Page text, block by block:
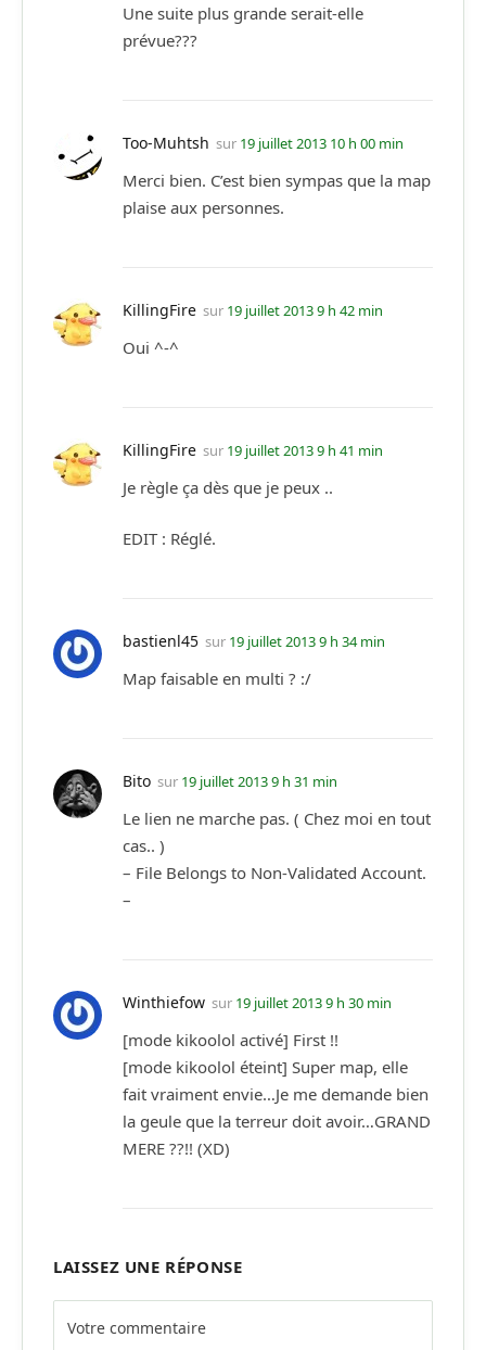
Une suite plus grande serait-elle
prévue???
Too-Muhtsh sur 19 juillet 2013 10 h 00 min
Merci bien. C’est bien sympas que la map
plaise aux personnes.
KillingFire sur 19 juillet 2013 9 h 42 min
Oui ^-^
KillingFire sur 19 juillet 2013 9 h 41 min
Je règle ça dès que je peux ..
EDIT : Réglé.
bastienl45 sur 19 juillet 2013 9 h 34 min
Map faisable en multi ? :/
Bito sur 19 juillet 2013 9 h 31 min
Le lien ne marche pas. ( Chez moi en tout
cas.. )
– File Belongs to Non-Validated Account.
–
Winthiefow sur 19 juillet 2013 9 h 30 min
[mode kikoolol activé] First !!
[mode kikoolol éteint] Super map, elle
fait vraiment envie…Je me demande bien
la geule que la terreur doit avoir…GRAND
MERE ??!! (XD)
LAISSEZ UNE RÉPONSE